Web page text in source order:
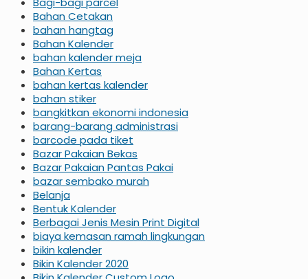
Bahan Cetakan
bahan hangtag
Bahan Kalender
bahan kalender meja
Bahan Kertas
bahan kertas kalender
bahan stiker
bangkitkan ekonomi indonesia
barang-barang administrasi
barcode pada tiket
Bazar Pakaian Bekas
Bazar Pakaian Pantas Pakai
bazar sembako murah
Belanja
Bentuk Kalender
Berbagai Jenis Mesin Print Digital
biaya kemasan ramah lingkungan
bikin kalender
Bikin Kalender 2020